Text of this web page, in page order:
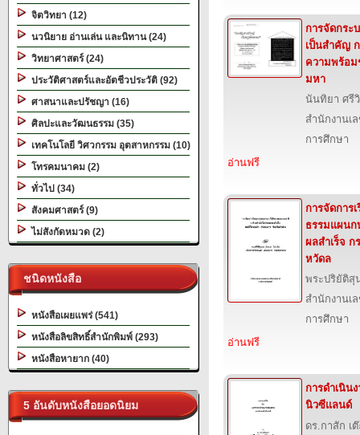
จิตวิทยา (12)
นวนิยาย อ่านเล่น และนิทาน (24)
วิทยาศาสตร์ (24)
ประวัติศาสตร์และอัตชีวประวัติ (92)
ศาสนาและปรัชญา (16)
ศิลปะและวัฒนธรรม (35)
เทคโนโลยี วิศวกรรม อุตสาหกรรม (10)
โทรคมนาคม (2)
ทั่วไป (34)
สังคมศาสตร์ (9)
ไม่สังกัดหมวด (2)
ชนิดหนังสือ
หนังสือเผยแพร่ (541)
หนังสือลิขสิทธิ์สำนักพิมพ์ (293)
หนังสือหายาก (40)
5 อันดับหนังสือยอดนิยม
การจัดกระ
เป็นสำคัญ
ความพร้อ
มหา
นันทิยา ศรี
สำนักงานเ
การศึกษา
อ่านฟรี
การจัดการ
ธรรมแผนก
ผลสำเร็จ ก
หวัดล
พระปริยัติสุ
สำนักงานเ
การศึกษา
อ่านฟรี
การดำเนิน
นิวซีแลนด์
ดร.กาสัก เ